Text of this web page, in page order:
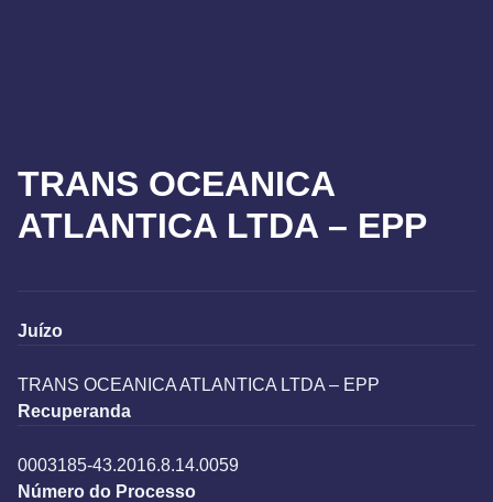
TRANS OCEANICA
ATLANTICA LTDA – EPP
Juízo
TRANS OCEANICA ATLANTICA LTDA – EPP
Recuperanda
0003185-43.2016.8.14.0059
Número do Processo